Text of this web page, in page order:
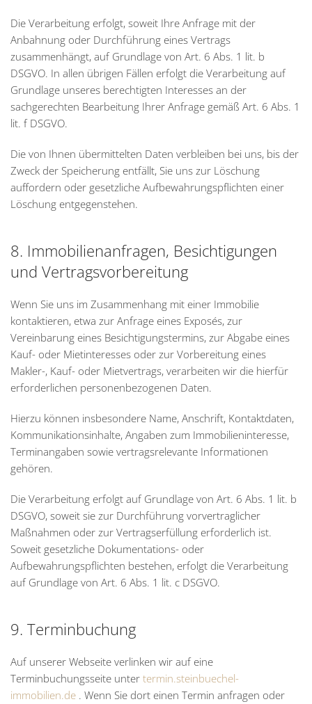
Die Verarbeitung erfolgt, soweit Ihre Anfrage mit der
Anbahnung oder Durchführung eines Vertrags
zusammenhängt, auf Grundlage von Art. 6 Abs. 1 lit. b
DSGVO. In allen übrigen Fällen erfolgt die Verarbeitung auf
Grundlage unseres berechtigten Interesses an der
sachgerechten Bearbeitung Ihrer Anfrage gemäß Art. 6 Abs. 1
lit. f DSGVO.
Die von Ihnen übermittelten Daten verbleiben bei uns, bis der
Zweck der Speicherung entfällt, Sie uns zur Löschung
auffordern oder gesetzliche Aufbewahrungspflichten einer
Löschung entgegenstehen.
8. Immobilienanfragen, Besichtigungen
und Vertragsvorbereitung
Wenn Sie uns im Zusammenhang mit einer Immobilie
kontaktieren, etwa zur Anfrage eines Exposés, zur
Vereinbarung eines Besichtigungstermins, zur Abgabe eines
Kauf- oder Mietinteresses oder zur Vorbereitung eines
Makler-, Kauf- oder Mietvertrags, verarbeiten wir die hierfür
erforderlichen personenbezogenen Daten.
Hierzu können insbesondere Name, Anschrift, Kontaktdaten,
Kommunikationsinhalte, Angaben zum Immobilieninteresse,
Terminangaben sowie vertragsrelevante Informationen
gehören.
Die Verarbeitung erfolgt auf Grundlage von Art. 6 Abs. 1 lit. b
DSGVO, soweit sie zur Durchführung vorvertraglicher
Maßnahmen oder zur Vertragserfüllung erforderlich ist.
Soweit gesetzliche Dokumentations- oder
Aufbewahrungspflichten bestehen, erfolgt die Verarbeitung
auf Grundlage von Art. 6 Abs. 1 lit. c DSGVO.
9. Terminbuchung
Auf unserer Webseite verlinken wir auf eine
Terminbuchungsseite unter termin.steinbuechel-
immobilien.de . Wenn Sie dort einen Termin anfragen oder